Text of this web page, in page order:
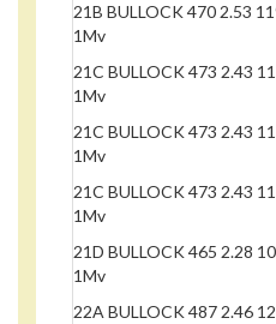
21B BULLOCK 470 2.53
1Mv
21C BULLOCK 473 2.43
1Mv
21C BULLOCK 473 2.43
1Mv
21C BULLOCK 473 2.43
1Mv
21D BULLOCK 465 2.28
1Mv
22A BULLOCK 487 2.46